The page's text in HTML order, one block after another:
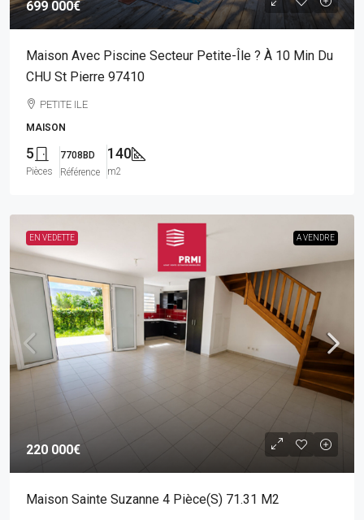
699 000€
Maison Avec Piscine Secteur Petite-Île ? À 10 Min Du
CHU St Pierre 97410
PETITE ILE
MAISON
5
Pièces
7708BD
Référence
140
m2
EN VEDETTE A VENDRE
220 000€
Maison Sainte Suzanne 4 Pièce(s) 71.31 M2